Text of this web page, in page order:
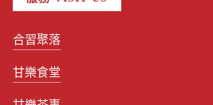
合習聚落
甘樂食堂